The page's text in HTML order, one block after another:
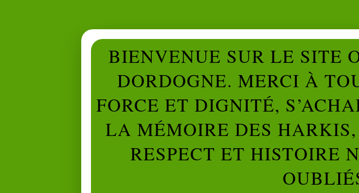
BIENVENUE SUR LE SITE
DORDOGNE. MERCI À
FORCE ET DIGNITÉ,
LA MÉMOIRE DES
RESPECT ET HISTOIRE